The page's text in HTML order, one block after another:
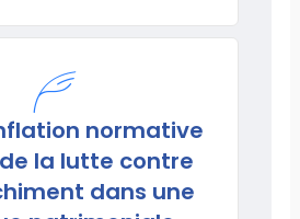
normative
la lutte contre
dans une